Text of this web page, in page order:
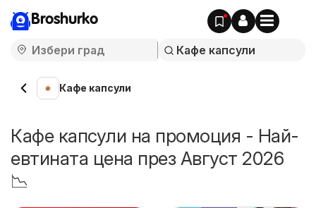
Broshurko
Кафе капсули
Кафе капсули на промоция - Най-
евтината цена през Август 2026
📉